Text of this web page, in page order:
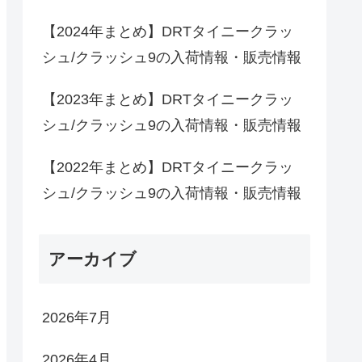
【2024年まとめ】DRTタイニークラッ
シュ/クラッシュ9の入荷情報・販売情報
【2023年まとめ】DRTタイニークラッ
シュ/クラッシュ9の入荷情報・販売情報
【2022年まとめ】DRTタイニークラッ
シュ/クラッシュ9の入荷情報・販売情報
アーカイブ
2026年7月